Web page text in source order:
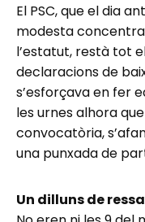
El PSC, que el dia
modesta
l’estatut, restà tot
declaracions de
s’esforçava en fer
les urnes alhora
convocatòria,
una punxada de
Un dilluns de